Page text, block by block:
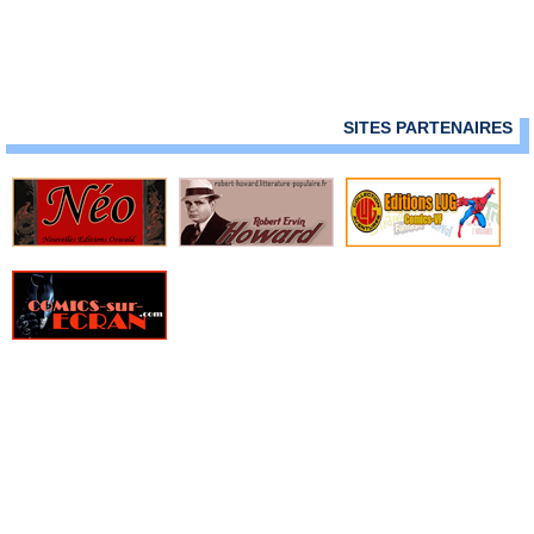
» Star Wars Poche
» Star Wars-Verse
» Stardust
» The Boys
» The Boys Deluxe
» The Complete Spider-Man Strips
» TKO Comics
» Vertigo Big Book
» Vertigo Cult
SITES PARTENAIRES